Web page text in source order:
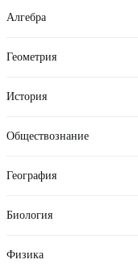
Алгебра
Геометрия
История
Обществознание
География
Биология
Физика